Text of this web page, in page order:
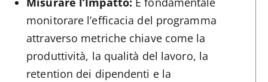
monitorare l’efficacia del programma
attraverso metriche chiave come la
produttività, la qualità del lavoro, la
retention dei dipendenti e la